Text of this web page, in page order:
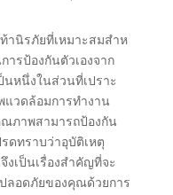
านิรภัยที่เหมาะสมสําห
รป้องกันตัวเองจาก
นหนึ่งในส่วนที่เปราะ
วดล้อมการทํางาน
ภาพสามารถป้องกัน
ดทราบว่าอุบัติเหตุ
งเป็นเรื่องสําคัญที่จะ
ลอดภัยของคุณด้วยการ